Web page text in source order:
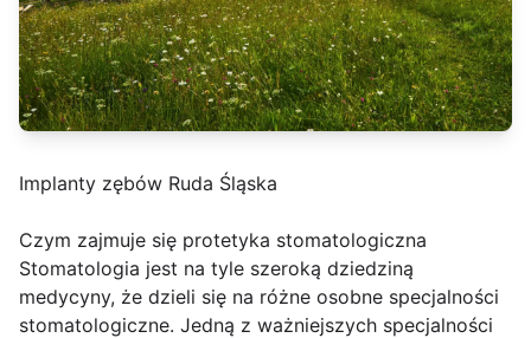
Implanty zębów Ruda Śląska
Czym zajmuje się protetyka stomatologiczna
Stomatologia jest na tyle szeroką dziedziną
medycyny, że dzieli się na różne osobne specjalności
stomatologiczne. Jedną z ważniejszych specjalności